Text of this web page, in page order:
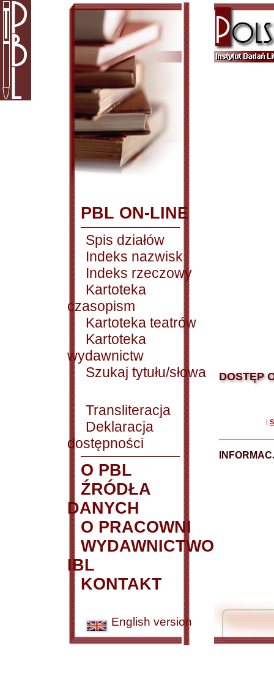
PBL ON-LINE
Spis działów
Indeks nazwisk
Indeks rzeczowy
Kartoteka
czasopism
Kartoteka teatrów
Kartoteka
wydawnictw
Szukaj tytułu/słowa
Transliteracja
Deklaracja
dostępności
O PBL
ŹRÓDŁA
DANYCH
O PRACOWNI
WYDAWNICTWO
IBL
KONTAKT
English version
DOSTĘP
|